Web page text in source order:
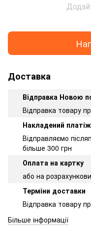
Доставка
Відправка Новою
Відправка товару
Накладений платіж
Відправляємо
більше 300 грн
Оплата на картку
або на
Терміни доставки
Відправка товару
Більше інформації